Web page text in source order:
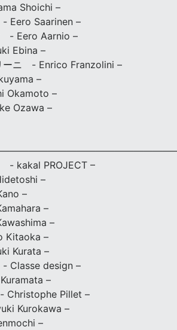
Shoichi –
Eero Saarinen –
- Eero Aarnio –
Ebina –
ーニ - Enrico Franzolini –
–
Okamoto –
Ozawa –
- kakal PROJECT –
–
–
–
–
Kitaoka –
Kurata –
Classe design –
–
Christophe Pillet –
Kurokawa –
–